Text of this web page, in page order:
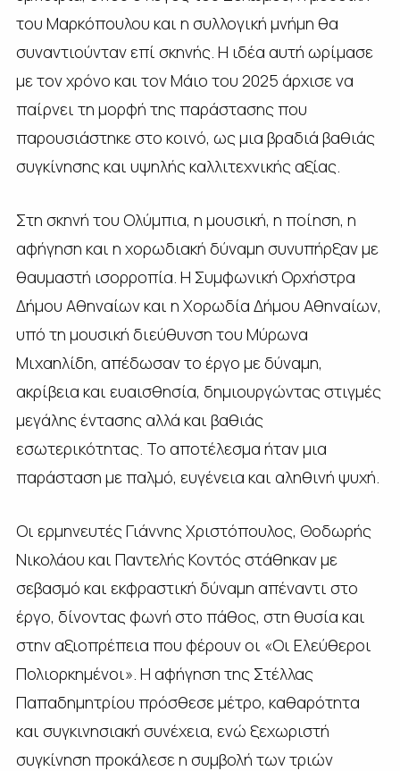
του Μαρκόπουλου και η συλλογική μνήμη θα
συναντιούνταν επί σκηνής. Η ιδέα αυτή ωρίμασε
με τον χρόνο και τον Μάιο του 2025 άρχισε να
παίρνει τη μορφή της παράστασης που
παρουσιάστηκε στο κοινό, ως μια βραδιά βαθιάς
συγκίνησης και υψηλής καλλιτεχνικής αξίας.
Στη σκηνή του Ολύμπια, η μουσική, η ποίηση, η
αφήγηση και η χορωδιακή δύναμη συνυπήρξαν με
θαυμαστή ισορροπία. Η Συμφωνική Ορχήστρα
Δήμου Αθηναίων και η Χορωδία Δήμου Αθηναίων,
υπό τη μουσική διεύθυνση του Μύρωνα
Μιχαηλίδη, απέδωσαν το έργο με δύναμη,
ακρίβεια και ευαισθησία, δημιουργώντας στιγμές
μεγάλης έντασης αλλά και βαθιάς
εσωτερικότητας. Το αποτέλεσμα ήταν μια
παράσταση με παλμό, ευγένεια και αληθινή ψυχή.
Οι ερμηνευτές Γιάννης Χριστόπουλος, Θοδωρής
Νικολάου και Παντελής Κοντός στάθηκαν με
σεβασμό και εκφραστική δύναμη απέναντι στο
έργο, δίνοντας φωνή στο πάθος, στη θυσία και
στην αξιοπρέπεια που φέρουν οι «Οι Ελεύθεροι
Πολιορκημένοι». Η αφήγηση της Στέλλας
Παπαδημητρίου πρόσθεσε μέτρο, καθαρότητα
και συγκινησιακή συνέχεια, ενώ ξεχωριστή
συγκίνηση προκάλεσε η συμβολή των τριών